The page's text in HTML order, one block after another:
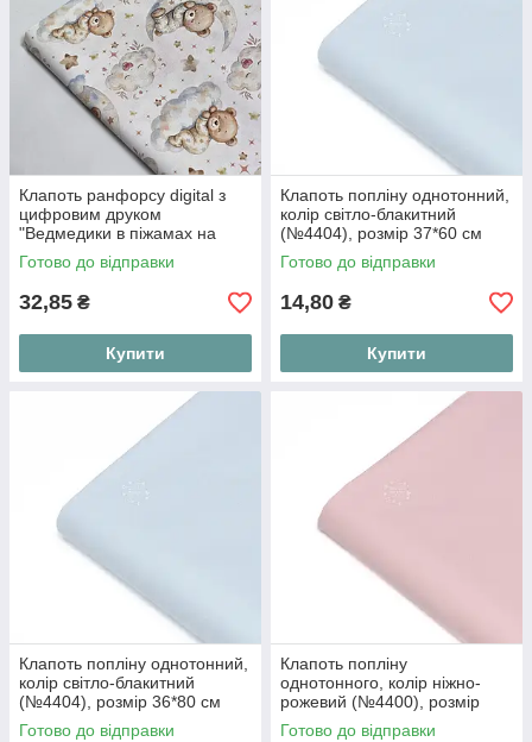
Клапоть ранфорсу digital з
цифровим друком
"Ведмедики в піжамах на
місяцях і хмаринках", №6043,
розмір 41*120 см
Готово до відправки
32,85 ₴
Купити
Клапоть попліну однотонний,
колір світло-блакитний
(№4404), розмір 37*60 см
Готово до відправки
14,80 ₴
Купити
Клапоть попліну однотонний,
колір світло-блакитний
(№4404), розмір 36*80 см
Готово до відправки
Клапоть попліну
однотонного, колір ніжно-
рожевий (№4400), розмір
36*120 см
Готово до відправки